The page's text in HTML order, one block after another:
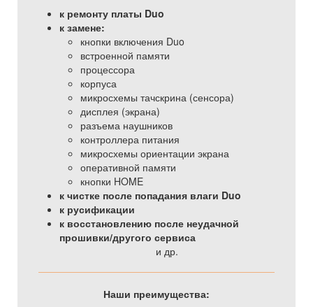
к ремонту платы Duo
к замене:
кнопки включения Duo
встроенной памяти
процессора
корпуса
микросхемы тачскрина (сенсора)
дисплея (экрана)
разъема наушников
контроллера питания
микросхемы ориентации экрана
оперативной памяти
кнопки HOME
к чистке после попадания влаги Duo
к русификации
к восстановлению после неудачной
прошивки/другого сервиса
и др.
Наши преимущества: